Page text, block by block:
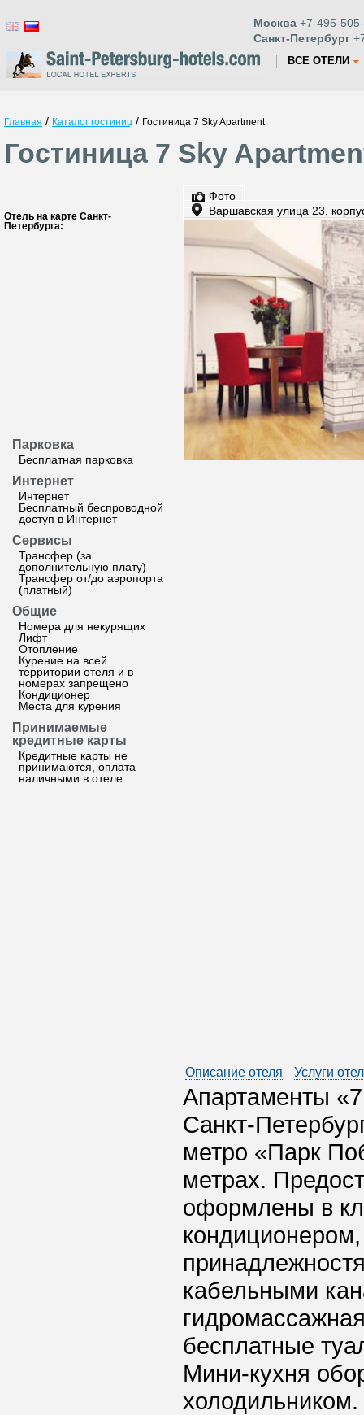
Москва +7-495-
Санкт-Петербург
ВСЕ ОТЕЛИ
Главная / Каталог гостиниц / Гостиница 7 Sky Apartment
Гостиница 7 Sky
Отель на карте Санкт-
Петербурга:
Парковка
Бесплатная парковка
Интернет
Интернет
Бесплатный беспроводной
доступ в Интернет
Сервисы
Трансфер (за
дополнительную плату)
Трансфер от/до аэропорта
(платный)
Общие
Номера для некурящих
Лифт
Отопление
Курение на всей
территории отеля и в
номерах запрещено
Кондиционер
Места для курения
Принимаемые
кредитные карты
Кредитные карты не
принимаются, оплата
наличными в отеле.
Фото
Варшавская улица 23,
Описание отеля Услуги
Апартаменты
Санкт-
метро «Парк
метрах.
оформлены в
кабельными
бесплатные
Мини-кухня